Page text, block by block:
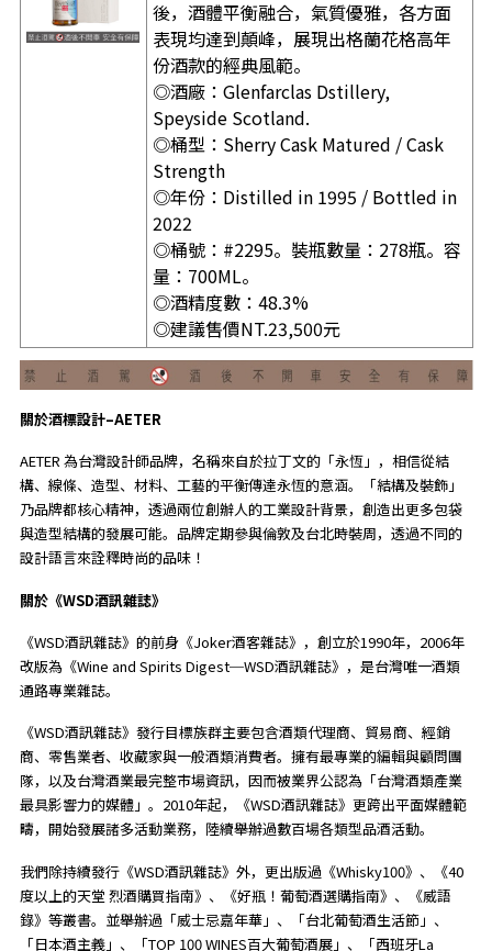
後，酒體平衡融合，氣質優雅，各方面
表現均達到顛峰，展現出格蘭花格高年
份酒款的經典風範。
◎酒廠：Glenfarclas Dstillery,
Speyside Scotland.
◎桶型：Sherry Cask Matured / Cask
Strength
◎年份：Distilled in 1995 / Bottled in
2022
◎桶號：#2295。裝瓶數量：278瓶。容
量：700ML。
◎酒精度數：48.3%
◎建議售價NT.23,500元
關於酒標設計–AETER
AETER 為台灣設計師品牌，名稱來自於拉丁文的「永恆」，相信從結
構、線條、造型、材料、工藝的平衡傳達永恆的意涵。「結構及裝飾」
乃品牌都核心精神，透過兩位創辦人的工業設計背景，創造出更多包袋
與造型結構的發展可能。品牌定期參與倫敦及台北時裝周，透過不同的
設計語言來詮釋時尚的品味！
關於《WSD酒訊雜誌》
《WSD酒訊雜誌》的前身《Joker酒客雜誌》，創立於1990年，2006年
改版為《Wine and Spirits Digest─WSD酒訊雜誌》，是台灣唯一酒類
通路專業雜誌。
《WSD酒訊雜誌》發行目標族群主要包含酒類代理商、貿易商、經銷
商、零售業者、收藏家與一般酒類消費者。擁有最專業的編輯與顧問團
隊，以及台灣酒業最完整市場資訊，因而被業界公認為「台灣酒類產業
最具影響力的媒體」。2010年起，《WSD酒訊雜誌》更跨出平面媒體範
疇，開始發展諸多活動業務，陸續舉辦過數百場各類型品酒活動。
我們除持續發行《WSD酒訊雜誌》外，更出版過《Whisky100》、《40
度以上的天堂 烈酒購買指南》、《好瓶！葡萄酒選購指南》、《威語
錄》等叢書。並舉辦過「威士忌嘉年華」、「台北葡萄酒生活節」、
「日本酒主義」、「TOP 100 WINES百大葡萄酒展」、「西班牙La